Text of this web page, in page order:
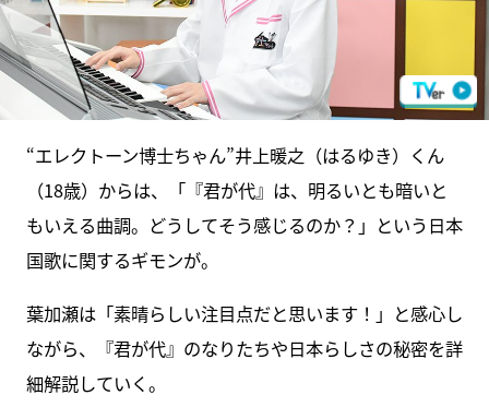
“エレクトーン博士ちゃん”井上暖之（はるゆき）くん
（18歳）からは、「『君が代』は、明るいとも暗いと
もいえる曲調。どうしてそう感じるのか？」という日本
国歌に関するギモンが。
葉加瀬は「素晴らしい注目点だと思います！」と感心し
ながら、『君が代』のなりたちや日本らしさの秘密を詳
細解説していく。